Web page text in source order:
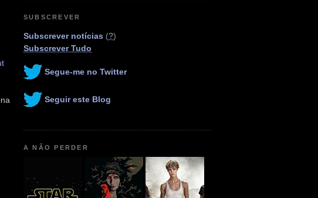
SUBSCREVER
Subscrever notícias (?)
Subscrever Tudo
Segue-me no Twitter
Seguir este Blog
A NÃO PERDER